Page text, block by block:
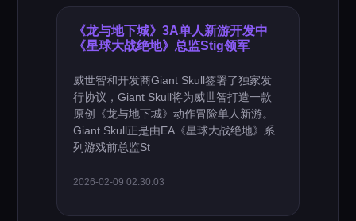
《龙与地下城》3A单人新游开发中
《星球大战绝地》总监Stig领军
威世智和开发商Giant Skull签署了独家发
行协议，Giant Skull将为威世智打造一款
原创《龙与地下城》动作冒险单人新游。
Giant Skull正是由EA《星球大战绝地》系
列游戏前总监St
2026-02-09 02:30:03